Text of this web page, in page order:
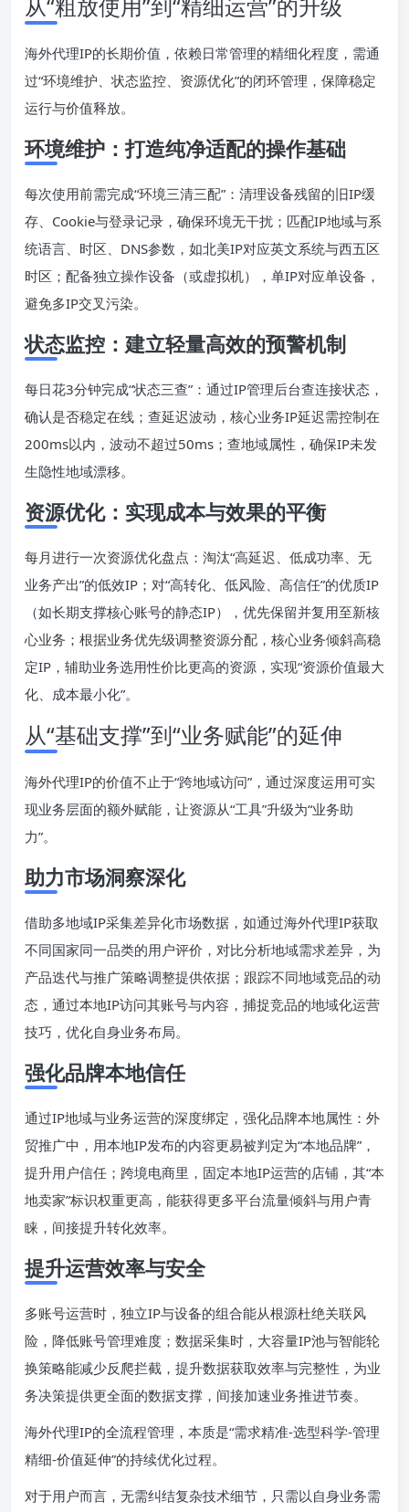
海外代理IP的长期价值，依赖日常管理的精细化程度，需通
过“环境维护、状态监控、资源优化”的闭环管理，保障稳定
运行与价值释放。
环境维护：打造纯净适配的操作基础
每次使用前需完成“环境三清三配”：清理设备残留的旧IP缓
存、Cookie与登录记录，确保环境无干扰；匹配IP地域与系
统语言、时区、DNS参数，如北美IP对应英文系统与西五区
时区；配备独立操作设备（或虚拟机），单IP对应单设备，
避免多IP交叉污染。
状态监控：建立轻量高效的预警机制
每日花3分钟完成“状态三查”：通过IP管理后台查连接状态，
确认是否稳定在线；查延迟波动，核心业务IP延迟需控制在
200ms以内，波动不超过50ms；查地域属性，确保IP未发
生隐性地域漂移。
资源优化：实现成本与效果的平衡
每月进行一次资源优化盘点：淘汰“高延迟、低成功率、无
业务产出”的低效IP；对“高转化、低风险、高信任”的优质IP
（如长期支撑核心账号的静态IP），优先保留并复用至新核
心业务；根据业务优先级调整资源分配，核心业务倾斜高稳
定IP，辅助业务选用性价比更高的资源，实现“资源价值最大
化、成本最小化”。
从“基础支撑”到“业务赋能”的延伸
海外代理IP的价值不止于“跨地域访问”，通过深度运用可实
现业务层面的额外赋能，让资源从“工具”升级为“业务助
力”。
助力市场洞察深化
借助多地域IP采集差异化市场数据，如通过海外代理IP获取
不同国家同一品类的用户评价，对比分析地域需求差异，为
产品迭代与推广策略调整提供依据；跟踪不同地域竞品的动
态，通过本地IP访问其账号与内容，捕捉竞品的地域化运营
技巧，优化自身业务布局。
强化品牌本地信任
通过IP地域与业务运营的深度绑定，强化品牌本地属性：外
贸推广中，用本地IP发布的内容更易被判定为“本地品牌”，
提升用户信任；跨境电商里，固定本地IP运营的店铺，其“本
地卖家”标识权重更高，能获得更多平台流量倾斜与用户青
睐，间接提升转化效率。
提升运营效率与安全
多账号运营时，独立IP与设备的组合能从根源杜绝关联风
险，降低账号管理难度；数据采集时，大容量IP池与智能轮
换策略能减少反爬拦截，提升数据获取效率与完整性，为业
务决策提供更全面的数据支撑，间接加速业务推进节奏。
海外代理IP的全流程管理，本质是“需求精准-选型科学-管理
精细-价值延伸”的持续优化过程。
对于用户而言，无需纠结复杂技术细节，只需以自身业务需